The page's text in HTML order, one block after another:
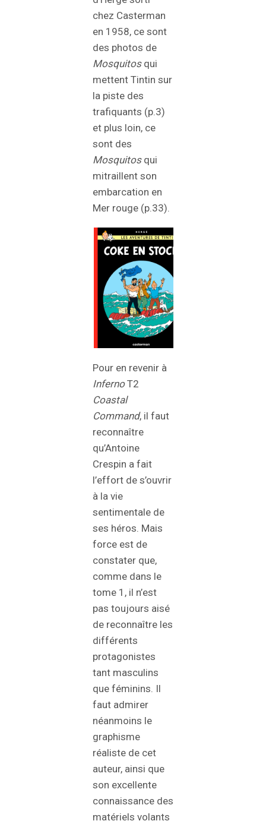
chez Casterman
en 1958, ce sont
des photos de
Mosquitosqui
mettent Tintin sur
la piste des
trafiquants (p.3)
et plus loin, ce
sont des
Mosquitosqui
mitraillent son
embarcation en
Mer rouge (p.33).
Pour en revenir à
InfernoT2
Coastal
Command, il faut
reconnaître
qu’Antoine
Crespin a fait
l’effort de s’ouvrir
à la vie
sentimentale de
ses héros. Mais
force est de
constater que,
comme dans le
tome 1, il n’est
pas toujours aisé
de reconnaître les
différents
protagonistes
tant masculins
que féminins. Il
faut admirer
néanmoins le
graphisme
réaliste de cet
auteur, ainsi que
son excellente
connaissance des
matériels volants